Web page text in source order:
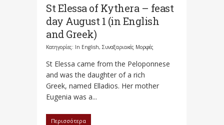
St Elessa of Kythera – feast
day August 1 (in English
and Greek)
Κατηγορίες: In English, Συναξαριακές Μορφές
St Elessa came from the Peloponnese
and was the daughter of a rich
Greek, named Elladios. Her mother
Eugenia was a...
Περισσότερα